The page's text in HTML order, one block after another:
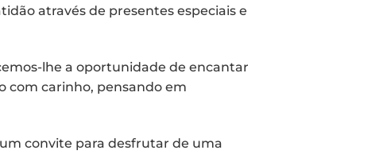
através de presentes especiais e
lhe a oportunidade de encantar
com carinho, pensando em
convite para desfrutar de uma